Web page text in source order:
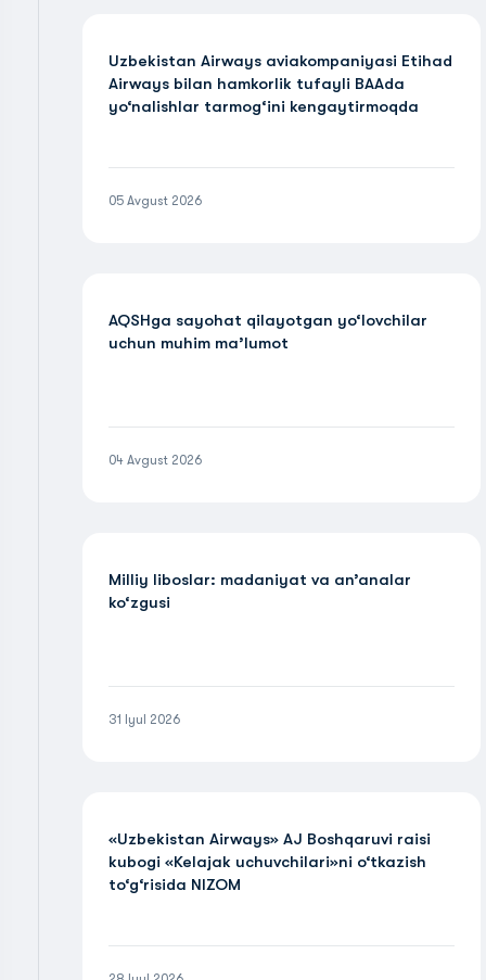
Uzbekistan Airways aviakompaniyasi Etihad
Airways bilan hamkorlik tufayli BAAda
yo‘nalishlar tarmog‘ini kengaytirmoqda
05 Avgust 2026
AQSHga sayohat qilayotgan yo‘lovchilar
uchun muhim ma’lumot
04 Avgust 2026
Milliy liboslar: madaniyat va an’analar
ko‘zgusi
31 Iyul 2026
«Uzbekistan Airways» AJ Boshqaruvi raisi
kubogi «Kelajak uchuvchilari»ni o‘tkazish
to‘g‘risida NIZOM